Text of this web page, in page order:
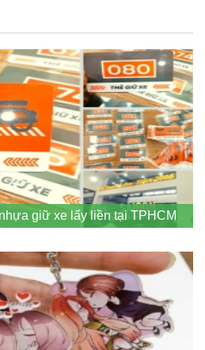
giữ xe lấy liền tại TPHCM